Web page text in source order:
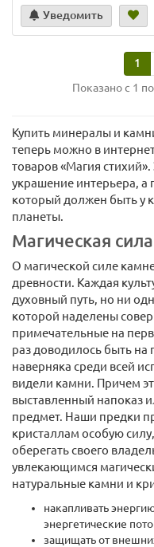
Уведомить
1
Показано с 1
Купить минералы и
теперь можно в
товаров «Магия
украшение интерьера, а
который должен быть у
планеты.
Магическая
О магической силе
древности. Каждая
духовный путь, но ни
которой наделены
примечательные на
раз доводилось быть на
наверняка среди всей
видели камни. Причем
выставленный напоказ
предмет. Наши предки
кристаллам особую
оберегать своего
увлекающимся
натуральные камни и
накапливать
энергетические
защищать от